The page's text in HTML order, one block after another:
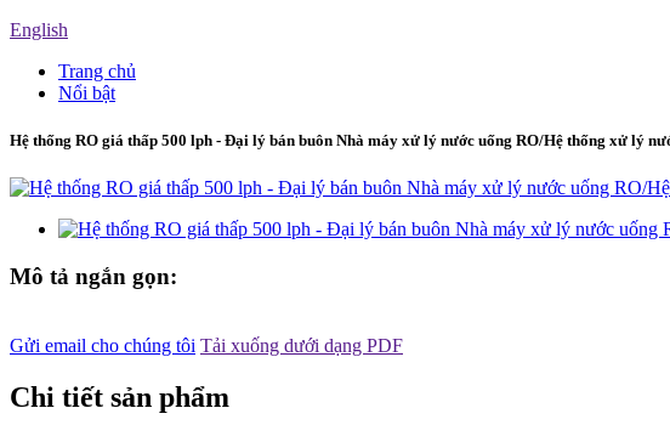
English
Trang chủ
Nổi bật
Hệ thống RO giá thấp 500 lph - Đại lý bán buôn Nhà máy xử lý nước uống RO/Hệ thống xử lý
Mô tả ngắn gọn:
Gửi email cho chúng tôi Tải xuống dưới dạng PDF
Chi tiết sản phẩm